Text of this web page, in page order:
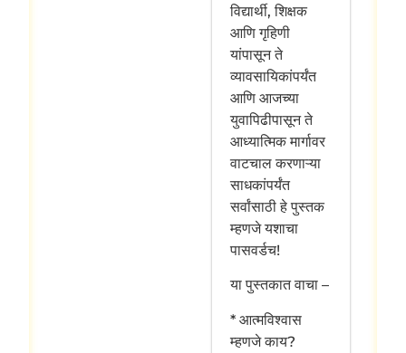
विद्यार्थी, शिक्षक
आणि गृहिणी
यांपासून ते
व्यावसायिकांपर्यंत
आणि आजच्या
युवापिढीपासून ते
आध्यात्मिक मार्गावर
वाटचाल करणाऱ्या
साधकांपर्यंत
सर्वांसाठी हे पुस्तक
म्हणजे यशाचा
पासवर्डच!
या पुस्तकात वाचा –
* आत्मविश्वास
म्हणजे काय?